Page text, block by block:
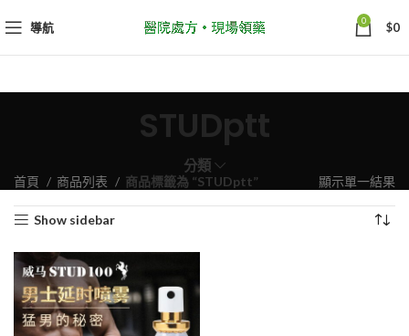
導航 0 $0
STUDptt
分類
首頁 商品列表 商品標籤為 “STUDptt” 顯示單一結果
Show sidebar